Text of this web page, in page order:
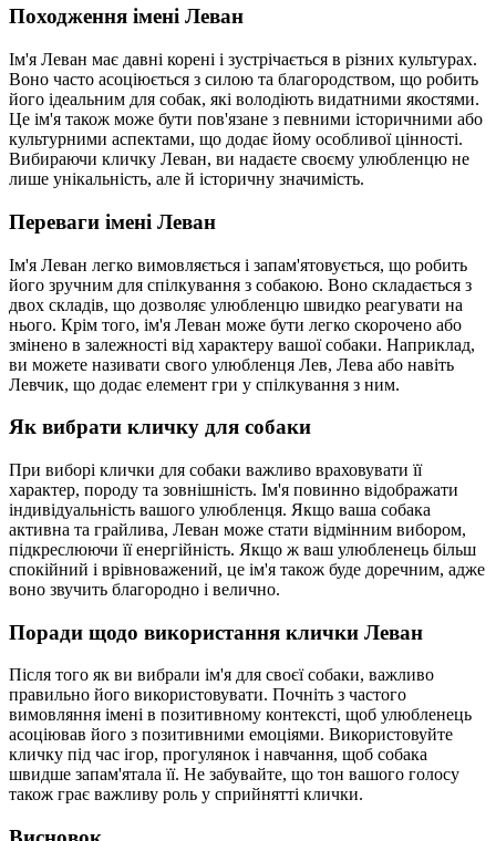
Походження імені Леван
Ім'я Леван має давні корені і зустрічається в різних культурах.
Воно часто асоціюється з силою та благородством, що робить
його ідеальним для собак, які володіють видатними якостями.
Це ім'я також може бути пов'язане з певними історичними або
культурними аспектами, що додає йому особливої цінності.
Вибираючи кличку Леван, ви надаєте своєму улюбленцю не
лише унікальність, але й історичну значимість.
Переваги імені Леван
Ім'я Леван легко вимовляється і запам'ятовується, що робить
його зручним для спілкування з собакою. Воно складається з
двох складів, що дозволяє улюбленцю швидко реагувати на
нього. Крім того, ім'я Леван може бути легко скорочено або
змінено в залежності від характеру вашої собаки. Наприклад,
ви можете називати свого улюбленця Лев, Лева або навіть
Левчик, що додає елемент гри у спілкування з ним.
Як вибрати кличку для собаки
При виборі клички для собаки важливо враховувати її
характер, породу та зовнішність. Ім'я повинно відображати
індивідуальність вашого улюбленця. Якщо ваша собака
активна та грайлива, Леван може стати відмінним вибором,
підкреслюючи її енергійність. Якщо ж ваш улюбленець більш
спокійний і врівноважений, це ім'я також буде доречним, адже
воно звучить благородно і велично.
Поради щодо використання клички Леван
Після того як ви вибрали ім'я для своєї собаки, важливо
правильно його використовувати. Почніть з частого
вимовляння імені в позитивному контексті, щоб улюбленець
асоціював його з позитивними емоціями. Використовуйте
кличку під час ігор, прогулянок і навчання, щоб собака
швидше запам'ятала її. Не забувайте, що тон вашого голосу
також грає важливу роль у сприйнятті клички.